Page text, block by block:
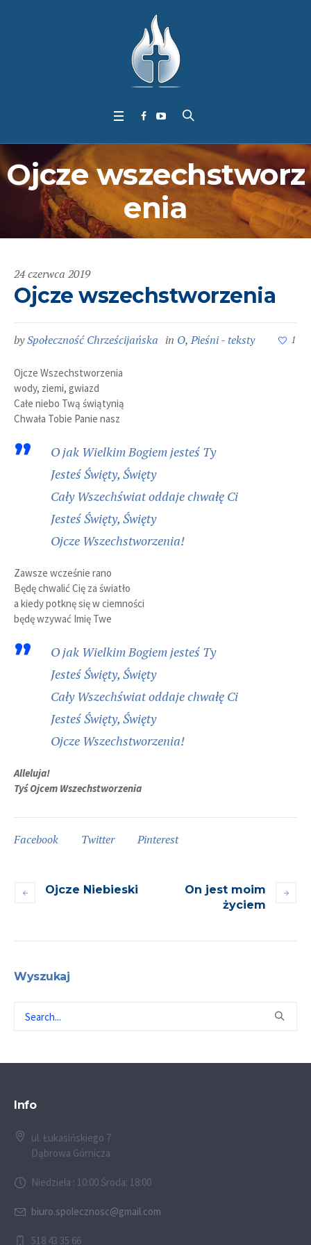
Ojcze wszechstworz
enia
24 czerwca 2019
Ojcze wszechstworzenia
bySpołeczność Chrześcijańska in O,Pieśni - teksty 1
Ojcze Wszechstworzenia
wody, ziemi, gwiazd
Całe niebo Twą świątynią
Chwała Tobie Panie nasz
O jak Wielkim Bogiem jesteś Ty
Jesteś Święty, Święty
Cały Wszechświat oddaje chwałę Ci
Jesteś Święty, Święty
Ojcze Wszechstworzenia!
Zawsze wcześnie rano
Będę chwalić Cię za światło
a kiedy potknę się w ciemności
będę wzywać Imię Twe
O jak Wielkim Bogiem jesteś Ty
Jesteś Święty, Święty
Cały Wszechświat oddaje chwałę Ci
Jesteś Święty, Święty
Ojcze Wszechstworzenia!
Alleluja!
Tyś Ojcem Wszechstworzenia
Facebook Twitter Pinterest
Ojcze Niebieski
On jest moim
życiem
Wyszukaj
Info
ul. Łukasińskiego 7
Dąbrowa Górnicza
Niedziela : 10:00 Środa: 18:00
biuro.spolecznosc@gmail.com
518 43 35 66